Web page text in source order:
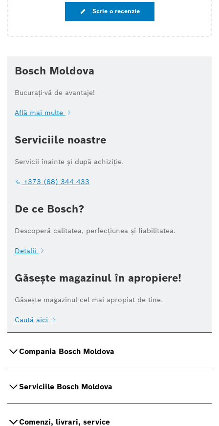
Scrie o recenzie
Bosch Moldova
Bucurați-vă de avantaje!
Află mai multe
Serviciile noastre
Servicii înainte și după achiziție.
+373 (68) 344 433
De ce Bosch?
Descoperă calitatea, perfecțiunea și fiabilitatea.
Detalii
Găsește magazinul în apropiere!
Găsește magazinul cel mai apropiat de tine.
Caută aici
Compania Bosch Moldova
Serviciile Bosch Moldova
Comenzi, livrari, service